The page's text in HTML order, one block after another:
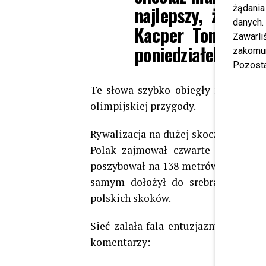
danych.
najlepszy, że
Kacper
poniedziałek.
Te słowa szybko obiegły media, a
olimpijskiej przygody.
Rywalizacja na dużej skoczni w
Polak zajmował czwarte miejsce
poszybował na 138 metrów, czym
samym dołożył do srebra
polskich skoków.
Sieć zalała fala entuzjazmu. W
komentarzy: